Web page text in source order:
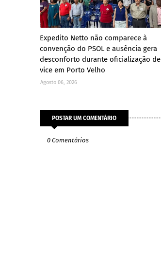
Expedito Netto não comparece à
convenção do PSOL e ausência gera
desconforto durante oficialização de
vice em Porto Velho
Agosto 06, 2026
POSTAR UM COMENTÁRIO
0 Comentários